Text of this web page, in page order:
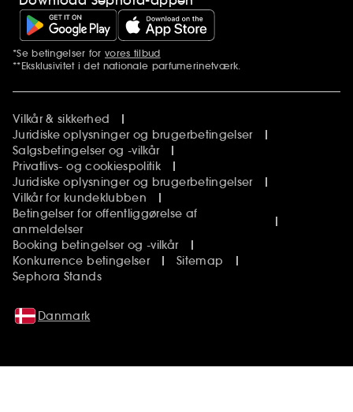
Yderligere bemærkninger
*Se betingelser for vores tilbud
**Eksklusivitet i det nationale parfumerinetværk.
Vilkår & sikkerhed
Juridiske oplysninger og brugerbetingelser
Salgsbetingelser og -vilkår
Privatlivs- og cookiespolitik
Juridiske oplysninger og brugerbetingelser
Vilkår for kundeklubben
Betingelser for offentliggørelse af
anmeldelser
Booking betingelser og -vilkår
Konkurrence betingelser
Sitemap
Sephora Stands
Danmark